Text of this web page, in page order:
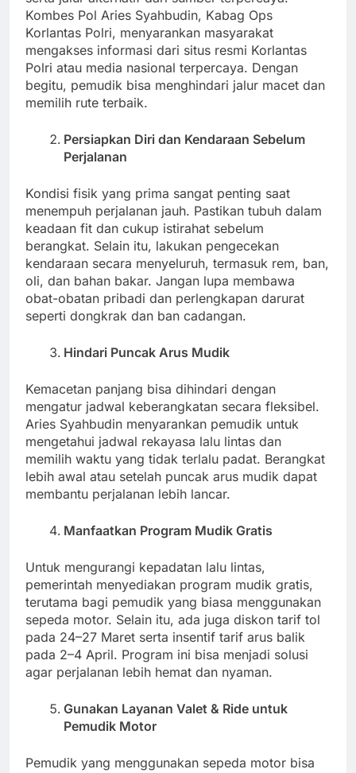
Kombes Pol Aries Syahbudin, Kabag Ops
Korlantas Polri, menyarankan masyarakat
mengakses informasi dari situs resmi Korlantas
Polri atau media nasional terpercaya. Dengan
begitu, pemudik bisa menghindari jalur macet dan
memilih rute terbaik.
Persiapkan Diri dan Kendaraan Sebelum
Perjalanan
Kondisi fisik yang prima sangat penting saat
menempuh perjalanan jauh. Pastikan tubuh dalam
keadaan fit dan cukup istirahat sebelum
berangkat. Selain itu, lakukan pengecekan
kendaraan secara menyeluruh, termasuk rem, ban,
oli, dan bahan bakar. Jangan lupa membawa
obat-obatan pribadi dan perlengkapan darurat
seperti dongkrak dan ban cadangan.
Hindari Puncak Arus Mudik
Kemacetan panjang bisa dihindari dengan
mengatur jadwal keberangkatan secara fleksibel.
Aries Syahbudin menyarankan pemudik untuk
mengetahui jadwal rekayasa lalu lintas dan
memilih waktu yang tidak terlalu padat. Berangkat
lebih awal atau setelah puncak arus mudik dapat
membantu perjalanan lebih lancar.
Manfaatkan Program Mudik Gratis
Untuk mengurangi kepadatan lalu lintas,
pemerintah menyediakan program mudik gratis,
terutama bagi pemudik yang biasa menggunakan
sepeda motor. Selain itu, ada juga diskon tarif tol
pada 24–27 Maret serta insentif tarif arus balik
pada 2–4 April. Program ini bisa menjadi solusi
agar perjalanan lebih hemat dan nyaman.
Gunakan Layanan Valet & Ride untuk
Pemudik Motor
Pemudik yang menggunakan sepeda motor bisa